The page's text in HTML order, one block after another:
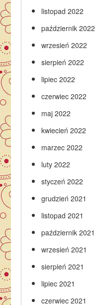
listopad 2022
październik 2022
wrzesień 2022
sierpień 2022
lipiec 2022
czerwiec 2022
maj 2022
kwiecień 2022
marzec 2022
luty 2022
styczeń 2022
grudzień 2021
listopad 2021
październik 2021
wrzesień 2021
sierpień 2021
lipiec 2021
czerwiec 2021